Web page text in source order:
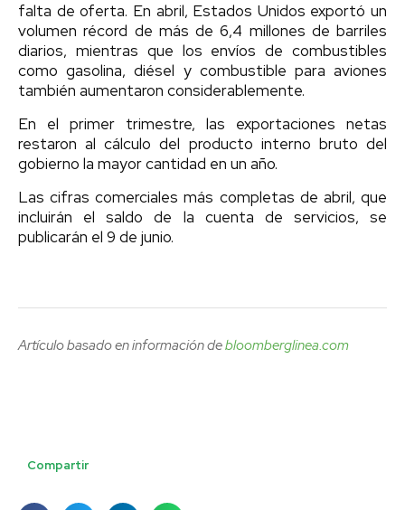
falta de oferta. En abril, Estados Unidos exportó un
volumen récord de más de 6,4 millones de barriles
diarios, mientras que los envíos de combustibles
como gasolina, diésel y combustible para aviones
también aumentaron considerablemente.
En el primer trimestre, las exportaciones netas
restaron al cálculo del producto interno bruto del
gobierno la mayor cantidad en un año.
Las cifras comerciales más completas de abril, que
incluirán el saldo de la cuenta de servicios, se
publicarán el 9 de junio.
Artículo basado en información debloomberglinea.com
Compartir